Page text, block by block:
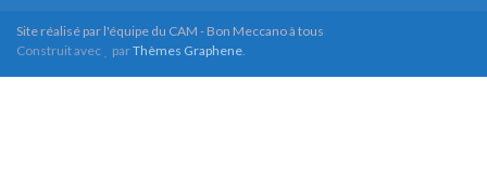
Site réalisé par l'équipe du CAM - Bon Meccano à tous
Construit avec
parThèmes Graphene